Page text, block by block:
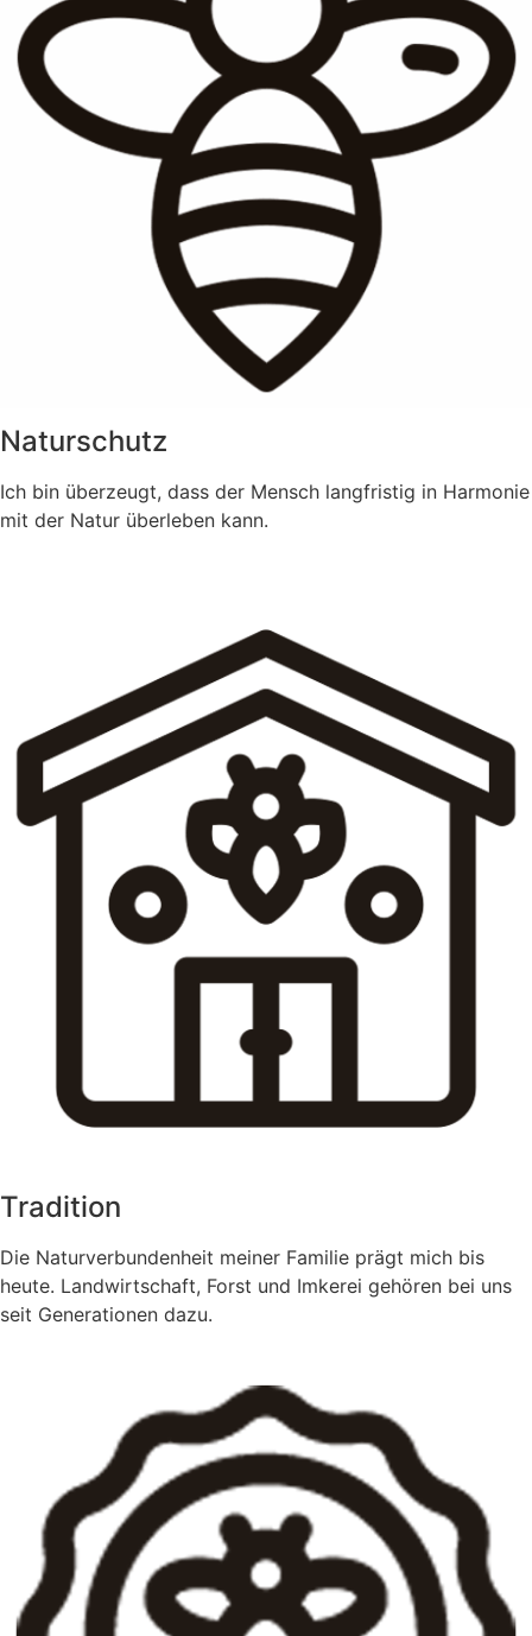
Naturschutz
Ich bin überzeugt, dass der Mensch langfristig in Harmonie
mit der Natur überleben kann.
Tradition
Die Naturverbundenheit meiner Familie prägt mich bis
heute. Landwirtschaft, Forst und Imkerei gehören bei uns
seit Generationen dazu.